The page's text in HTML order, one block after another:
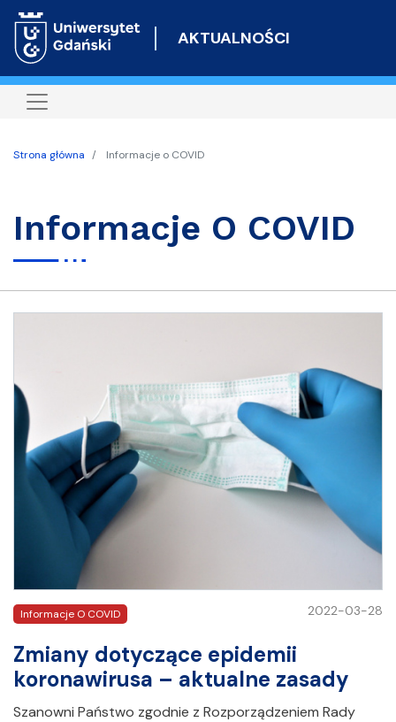
do
AKTUALNOŚCI
Strona główna Informacje o COVID
Informacje O COVID
Informacje O COVID 2022-03-28
Zmiany dotyczące epidemii
koronawirusa – aktualne zasady
Szanowni Państwo zgodnie z Rozporządzeniem Rady